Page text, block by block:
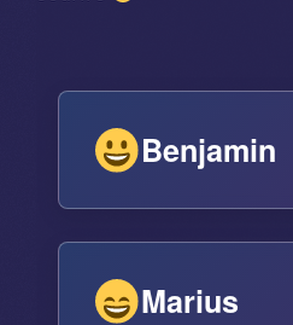
Benjamin
Marius